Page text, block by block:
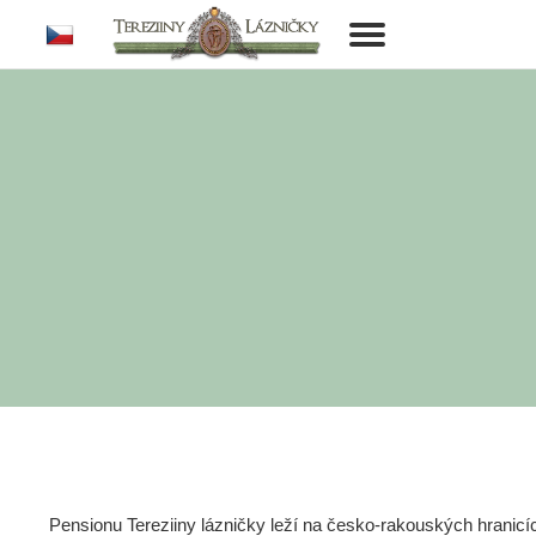
Toggle
Pensionu Tereziiny lázničky leží na česko-rakouských